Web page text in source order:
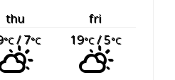
thu
fri
°C/ 7°C 19°C/ 5°C